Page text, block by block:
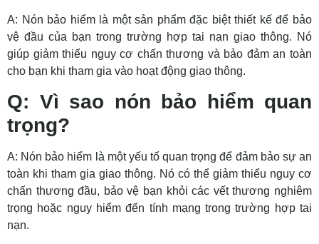
A: Nón bảo hiểm là một sản phẩm đặc biệt thiết kế để bảo
vệ đầu của bạn trong trường hợp tai nạn giao thông. Nó
giúp giảm thiểu nguy cơ chấn thương và bảo đảm an toàn
cho bạn khi tham gia vào hoạt động giao thông.
Q: Vì sao nón bảo hiểm quan
trọng?
A: Nón bảo hiểm là một yếu tố quan trọng để đảm bảo sự an
toàn khi tham gia giao thông. Nó có thể giảm thiểu nguy cơ
chấn thương đầu, bảo vệ bạn khỏi các vết thương nghiêm
trọng hoặc nguy hiểm đến tính mạng trong trường hợp tai
nạn.